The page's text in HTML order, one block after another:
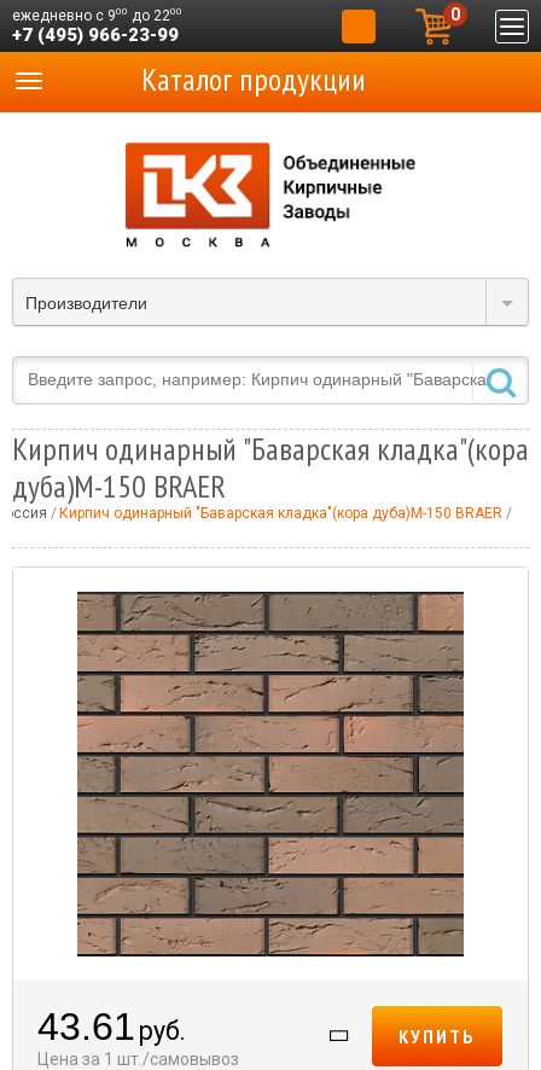
ежедневно с 900 до 2200
+7 (495) 966-23-99
0
Производители
Каталог продукции
Кирпич одинарный "Баварская кладка"(кора
дуба)М-150 BRAER
Кирпич одинарный "Баварская кладка"(кора дуба)М-150 BRAER
43.61 руб.
Цена за 1 шт./самовывоз
КУПИТЬ